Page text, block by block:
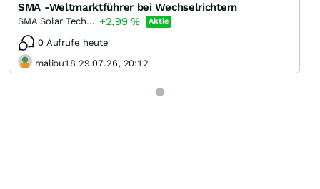
SMA -Weltmarktführer bei Wechselrichtern
SMA Solar Technology +2,99% Aktie
0 Aufrufe heute
malibu18 29.07.26, 20:12